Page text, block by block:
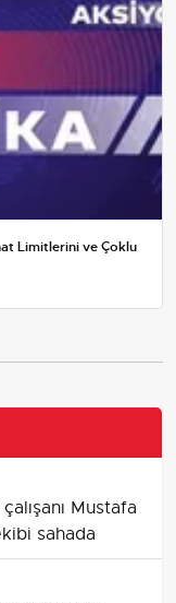
Limitlerini ve Çoklu
Mustafa
sahada